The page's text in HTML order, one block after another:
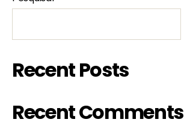
Recent Posts
Recent Comments